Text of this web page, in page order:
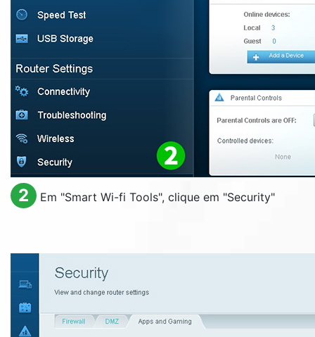
2 Em "Smart Wi-fi Tools", clique em "Security"